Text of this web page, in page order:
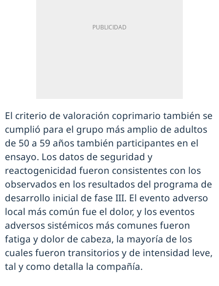
El criterio de valoración coprimario también se
cumplió para el grupo más amplio de adultos
de 50 a 59 años también participantes en el
ensayo. Los datos de seguridad y
reactogenicidad fueron consistentes con los
observados en los resultados del programa de
desarrollo inicial de fase III. El evento adverso
local más común fue el dolor, y los eventos
adversos sistémicos más comunes fueron
fatiga y dolor de cabeza, la mayoría de los
cuales fueron transitorios y de intensidad leve,
tal y como detalla la compañía.